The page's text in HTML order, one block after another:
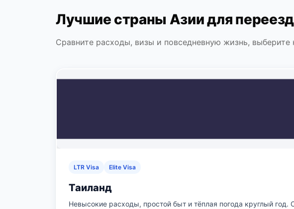
Лучшие страны Азии для
Сравните расходы, визы и повседневную жизнь, выберите
LTR Visa Elite Visa
Таиланд
Невысокие расходы, простой быт и тёплая погода круглый год.